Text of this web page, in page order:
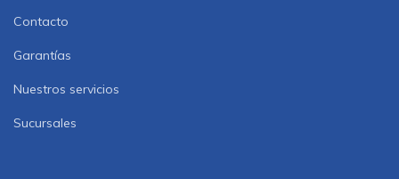
Contacto
Garantías
Nuestros servicios
Sucursales